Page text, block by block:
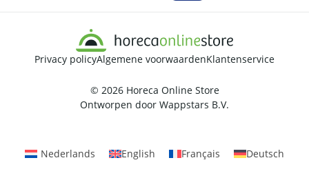
Privacy policyAlgemene voorwaardenKlantenservice
© 2026 Horeca Online Store
Ontworpen door Wappstars B.V.
Nederlands English Français Deutsch